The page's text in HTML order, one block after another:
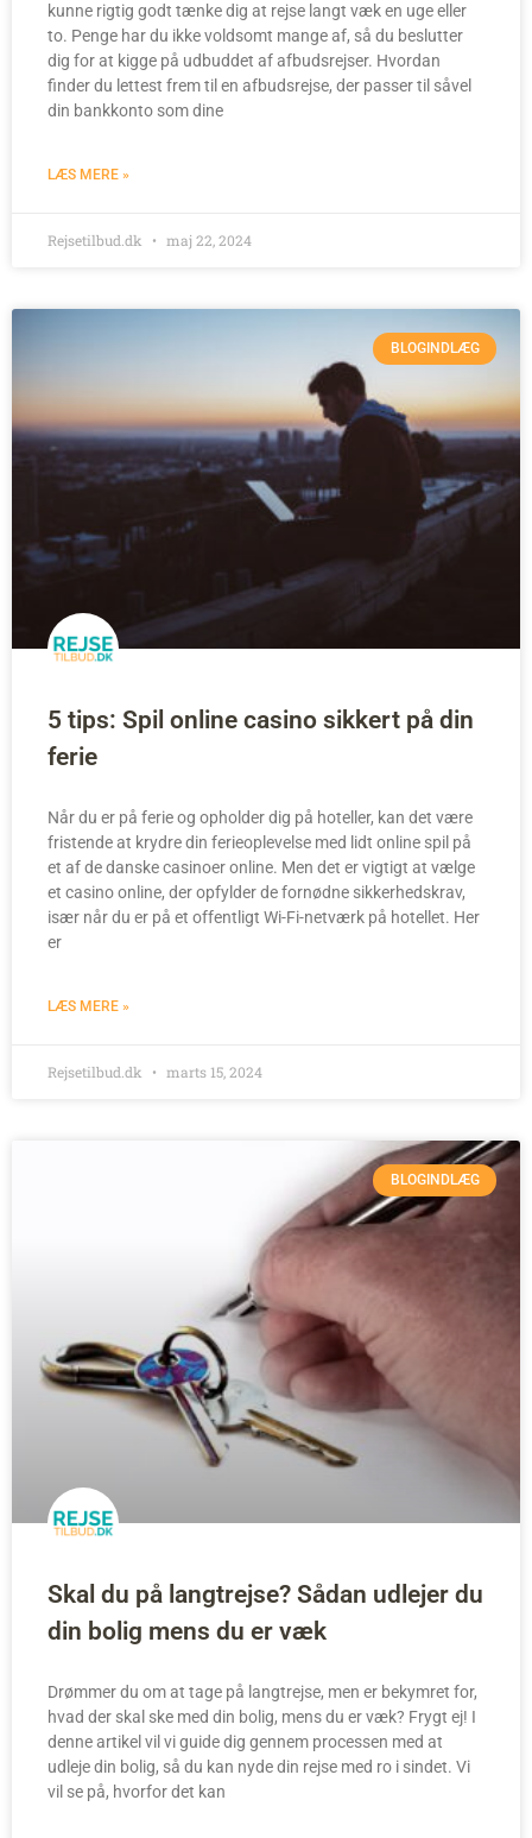
kunne rigtig godt tænke dig at rejse langt væk en uge eller
to. Penge har du ikke voldsomt mange af, så du beslutter
dig for at kigge på udbuddet af afbudsrejser. Hvordan
finder du lettest frem til en afbudsrejse, der passer til såvel
din bankkonto som dine
LÆS MERE »
Rejsetilbud.dk maj 22, 2024
BLOGINDLÆG
5 tips: Spil online casino sikkert på din
ferie
Når du er på ferie og opholder dig på hoteller, kan det være
fristende at krydre din ferieoplevelse med lidt online spil på
et af de danske casinoer online. Men det er vigtigt at vælge
et casino online, der opfylder de fornødne sikkerhedskrav,
især når du er på et offentligt Wi-Fi-netværk på hotellet. Her
er
LÆS MERE »
Rejsetilbud.dk marts 15, 2024
BLOGINDLÆG
Skal du på langtrejse? Sådan udlejer du
din bolig mens du er væk
Drømmer du om at tage på langtrejse, men er bekymret for,
hvad der skal ske med din bolig, mens du er væk? Frygt ej! I
denne artikel vil vi guide dig gennem processen med at
udleje din bolig, så du kan nyde din rejse med ro i sindet. Vi
vil se på, hvorfor det kan